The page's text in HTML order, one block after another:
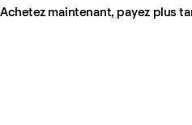
Achetez maintenant, payez plus